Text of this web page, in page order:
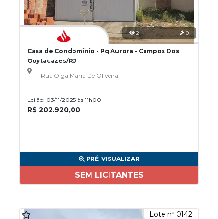
2 0
Casa de Condomínio - Pq Aurora - Campos Dos
Goytacazes/RJ
Rua Olga Maria De Oliveira
Leilão: 03/11/2025 às 11h00
R$ 202.920,00
PRÉ-VISUALIZAR
SEM LICITANTES
Lote nº 0142